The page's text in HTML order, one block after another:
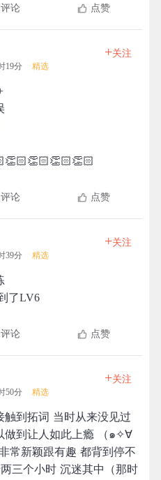
论 点赞
19分 精选
+关注
论 点赞
39分 精选
+关注
了LV6
论 点赞
50分 精选
+关注
触到拓词 当时从来没见过
做到让人如此上瘾 （๑✧∀
常新颖跟有趣 都背到停不
三个小时 沉迷其中（那时